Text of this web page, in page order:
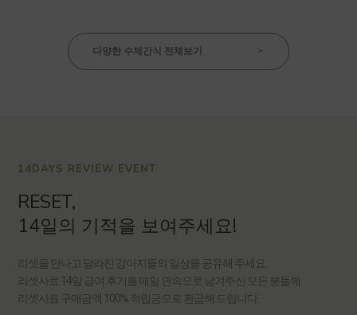
다양한 수제간식 전체보기 >
14DAYS REVIEW EVENT
RESET,
14일의 기적을 보여주세요!
리셋을 만나고 달라진 강아지들의 일상을 공유해 주세요.
리셋사료 14일 급여 후기를 매일 연속으로 남겨주신 모든 분들께
리셋사료 구매금액 100% 적립금으로 환급해 드립니다.